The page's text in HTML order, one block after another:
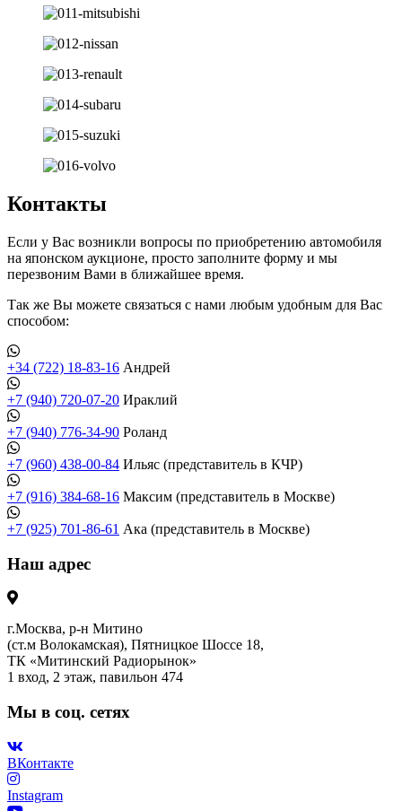
Контакты
Если у Вас возникли вопросы по приобретению автомобиля
на японском аукционе, просто заполните форму и мы
перезвоним Вами в ближайшее время.
Так же Вы можете связаться с нами любым удобным для Вас
способом:
+34 (722) 18-83-16 Андрей
+7 (940) 720-07-20 Ираклий
+7 (940) 776-34-90 Роланд
+7 (960) 438-00-84 Ильяс (представитель в КЧР)
+7 (916) 384-68-16 Максим (представитель в Москве)
+7 (925) 701-86-61 Ака (представитель в Москве)
Наш адрес
г.Москва, р-н Митино
(ст.м Волокамская), Пятницкое Шоссе 18,
ТК «Митинский Радиорынок»
1 вход, 2 этаж, павильон 474
Мы в соц. сетях
ВКонтакте
Instagram